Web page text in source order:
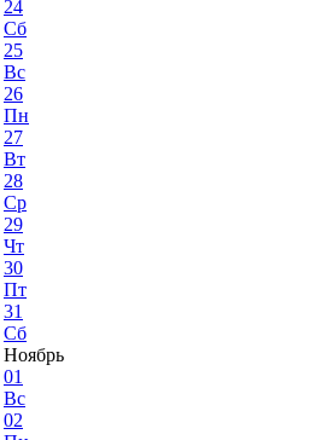
24
Сб
25
Вс
26
Пн
27
Вт
28
Ср
29
Чт
30
Пт
31
Сб
Ноябрь
01
Вс
02